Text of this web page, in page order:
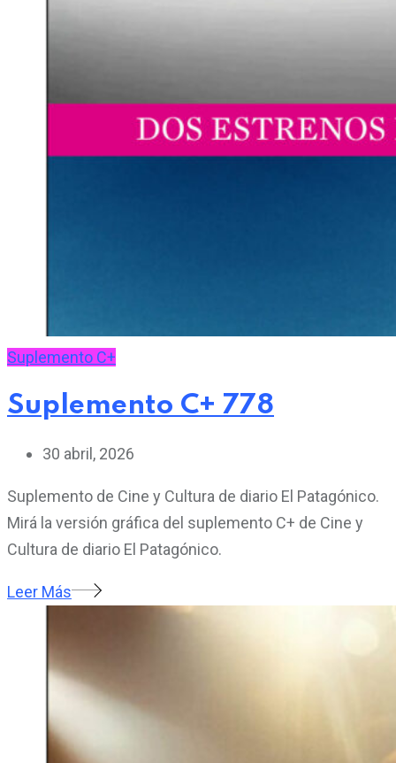
Suplemento C+
Suplemento C+ 778
30 abril, 2026
Suplemento de Cine y Cultura de diario El Patagónico.
Mirá la versión gráfica del suplemento C+ de Cine y
Cultura de diario El Patagónico.
Leer Más